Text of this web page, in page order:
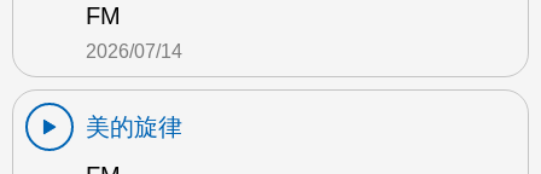
FM
2026/07/14
美的旋律